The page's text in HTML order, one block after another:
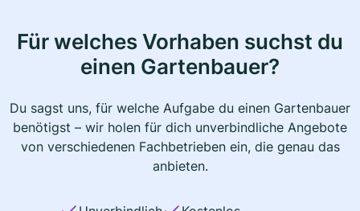
Für welches Vorhaben suchst du
einen Gartenbauer?
Du sagst uns, für welche Aufgabe du einen Gartenbauer
benötigst – wir holen für dich unverbindliche Angebote
von verschiedenen Fachbetrieben ein, die genau das
anbieten.